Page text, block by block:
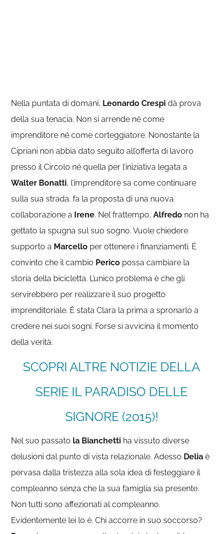
Nella puntata di domani, Leonardo Crespi dà prova
della sua tenacia. Non si arrende né come
imprenditore né come corteggiatore. Nonostante la
Cipriani non abbia dato seguito all’offerta di lavoro
presso il Circolo né quella per l’iniziativa legata a
Walter Bonatti, l’imprenditore sa come continuare
sulla sua strada. fa la proposta di una nuova
collaborazione a Irene. Nel frattempo,Alfredo non ha
gettato la spugna sul suo sogno. Vuole chiedere
supporto a Marcello per ottenere i finanziamenti. È
convinto che il cambio Perico possa cambiare la
storia della bicicletta. L’unico problema è che gli
servirebbero per realizzare il suo progetto
imprenditoriale. È stata Clara la prima a spronarlo a
credere nei suoi sogni. Forse si avvicina il momento
della verità.
SCOPRI ALTRE NOTIZIE DELLA
SERIE IL PARADISO DELLE
SIGNORE (2015)!
Nel suo passato la Bianchetti ha vissuto diverse
delusioni dal punto di vista relazionale. Adesso Delia è
pervasa dalla tristezza alla sola idea di festeggiare il
compleanno senza che la sua famiglia sia presente.
Non tutti sono affezionati al compleanno.
Evidentemente lei lo è. Chi accorre in suo soccorso?